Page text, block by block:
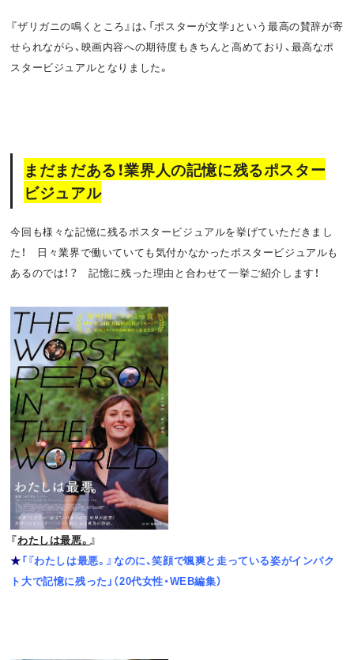
『ザリガニの鳴くところ』は、「ポスターが文学」という最高の賛辞が寄
せられながら、映画内容への期待度もきちんと高めており、最高なポ
スタービジュアルとなりました。
まだまだある！業界人の記憶に残るポスター
ビジュアル
今回も様々な記憶に残るポスタービジュアルを挙げていただきまし
た！ 日々業界で働いていても気付かなかったポスタービジュアルも
あるのでは！？ 記憶に残った理由と合わせて一挙ご紹介します！
『わたしは最悪。』
★「『わたしは最悪。』なのに、笑顔で颯爽と走っている姿がインパク
ト大で記憶に残った」（20代女性・WEB編集）